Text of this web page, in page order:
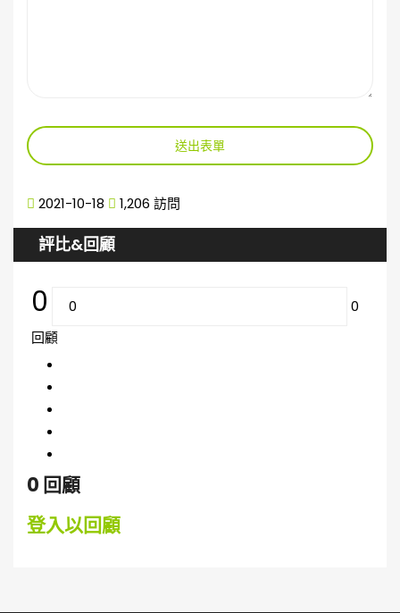
送出表單
2021-10-18 1,206 訪問
評比&回顧
0
0
回顧
0 回顧
登入以回顧